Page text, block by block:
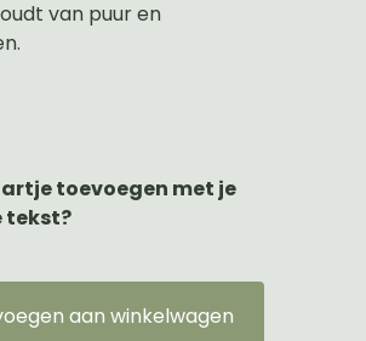
van puur en
toevoegen met je
tekst?
aan winkelwagen